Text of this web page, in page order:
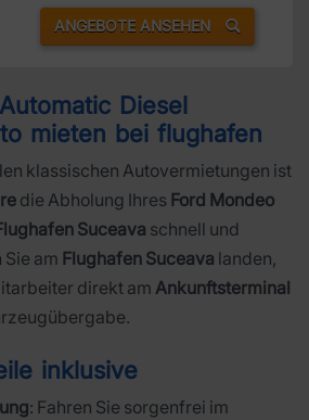
ANGEBOTE ANSEHEN
Diesel
mieten bei flughafen
klassischen Autovermietungen ist
die Abholung Ihres Ford Mondeo
Suceava schnell und
am Flughafen Suceava landen,
direkt am Ankunftsterminal
inklusive
: Fahren Sie sorgenfrei im